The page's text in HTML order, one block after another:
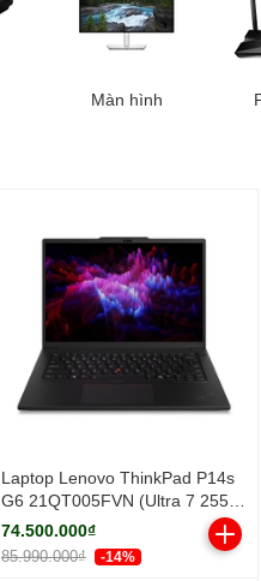
Màn hình
Laptop Lenovo ThinkPad P14s
G6 21QT005FVN (Ultra 7 255H/
32GB/ 1TB SSD/ RTX PRO 500
6GB/ 14.5inch WUXGA/ Win 11
Pro/ Black/ Vỏ nhôm/ 3Y)
74.500.000₫
85.990.000₫ -14%